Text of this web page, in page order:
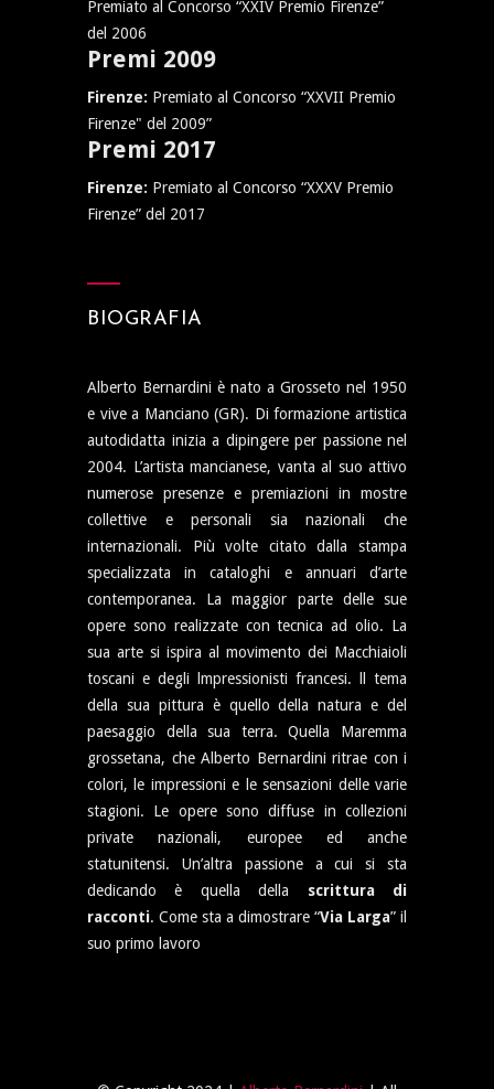
Premiato al Concorso “XXIV Premio Firenze”
del 2006
Premi 2009
Firenze: Premiato al Concorso “XXVII Premio
Firenze" del 2009”
Premi 2017
Firenze: Premiato al Concorso “XXXV Premio
Firenze” del 2017
BIOGRAFIA
Alberto Bernardini è nato a Grosseto nel 1950
e vive a Manciano (GR). Di formazione artistica
autodidatta inizia a dipingere per passione nel
2004. L’artista mancianese, vanta al suo attivo
numerose presenze e premiazioni in mostre
collettive e personali sia nazionali che
internazionali. Più volte citato dalla stampa
specializzata in cataloghi e annuari d’arte
contemporanea. La maggior parte delle sue
opere sono realizzate con tecnica ad olio. La
sua arte si ispira al movimento dei Macchiaioli
toscani e degli lmpressionisti francesi. ll tema
della sua pittura è quello della natura e del
paesaggio della sua terra. Quella Maremma
grossetana, che Alberto Bernardini ritrae con i
colori, le impressioni e le sensazioni delle varie
stagioni. Le opere sono diffuse in collezioni
private nazionali, europee ed anche
statunitensi. Un’altra passione a cui si sta
dedicando è quella della scrittura di
racconti. Come sta a dimostrare “Via Larga” il
suo primo lavoro